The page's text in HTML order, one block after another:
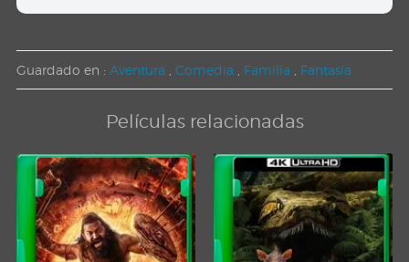
Guardado en : Aventura Comedia Familia Fantasía
Películas relacionadas